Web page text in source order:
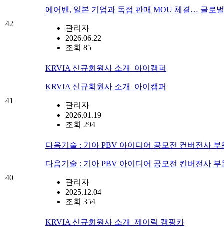
42
에어밴, 일본 기업과 독점 판매 MOU 체결… 글로
관리자
2026.06.22
조회 85
41
KRVIA 신규회원사 소개_아이캠퍼
KRVIA 신규회원사 소개_아이캠퍼
관리자
2026.01.19
조회 294
40
다음기술 : 기아 PBV 아이디어 공모전 컨버전사
다음기술 : 기아 PBV 아이디어 공모전 컨버전사
관리자
2025.12.04
조회 354
KRVIA 신규회원사 소개_제이릭 캠핑카